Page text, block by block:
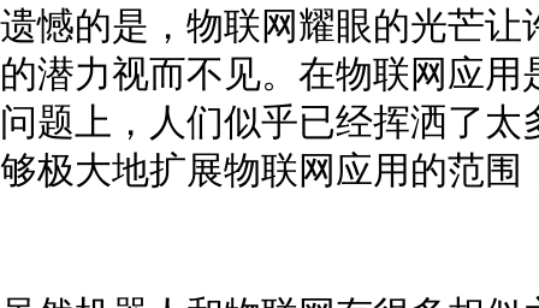
遗憾的是，物联网耀眼的光芒
的潜力视而不见。在物联网应
问题上，人们似乎已经挥洒了
够极大地扩展物联网应用的范围